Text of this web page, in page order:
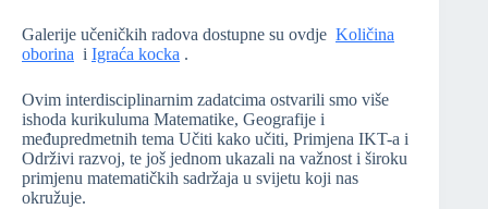
Galerije učeničkih radova dostupne su ovdje Količina
oborina i Igraća kocka .
Ovim interdisciplinarnim zadatcima ostvarili smo više
ishoda kurikuluma Matematike, Geografije i
međupredmetnih tema Učiti kako učiti, Primjena IKT-a i
Održivi razvoj, te još jednom ukazali na važnost i široku
primjenu matematičkih sadržaja u svijetu koji nas
okružuje.